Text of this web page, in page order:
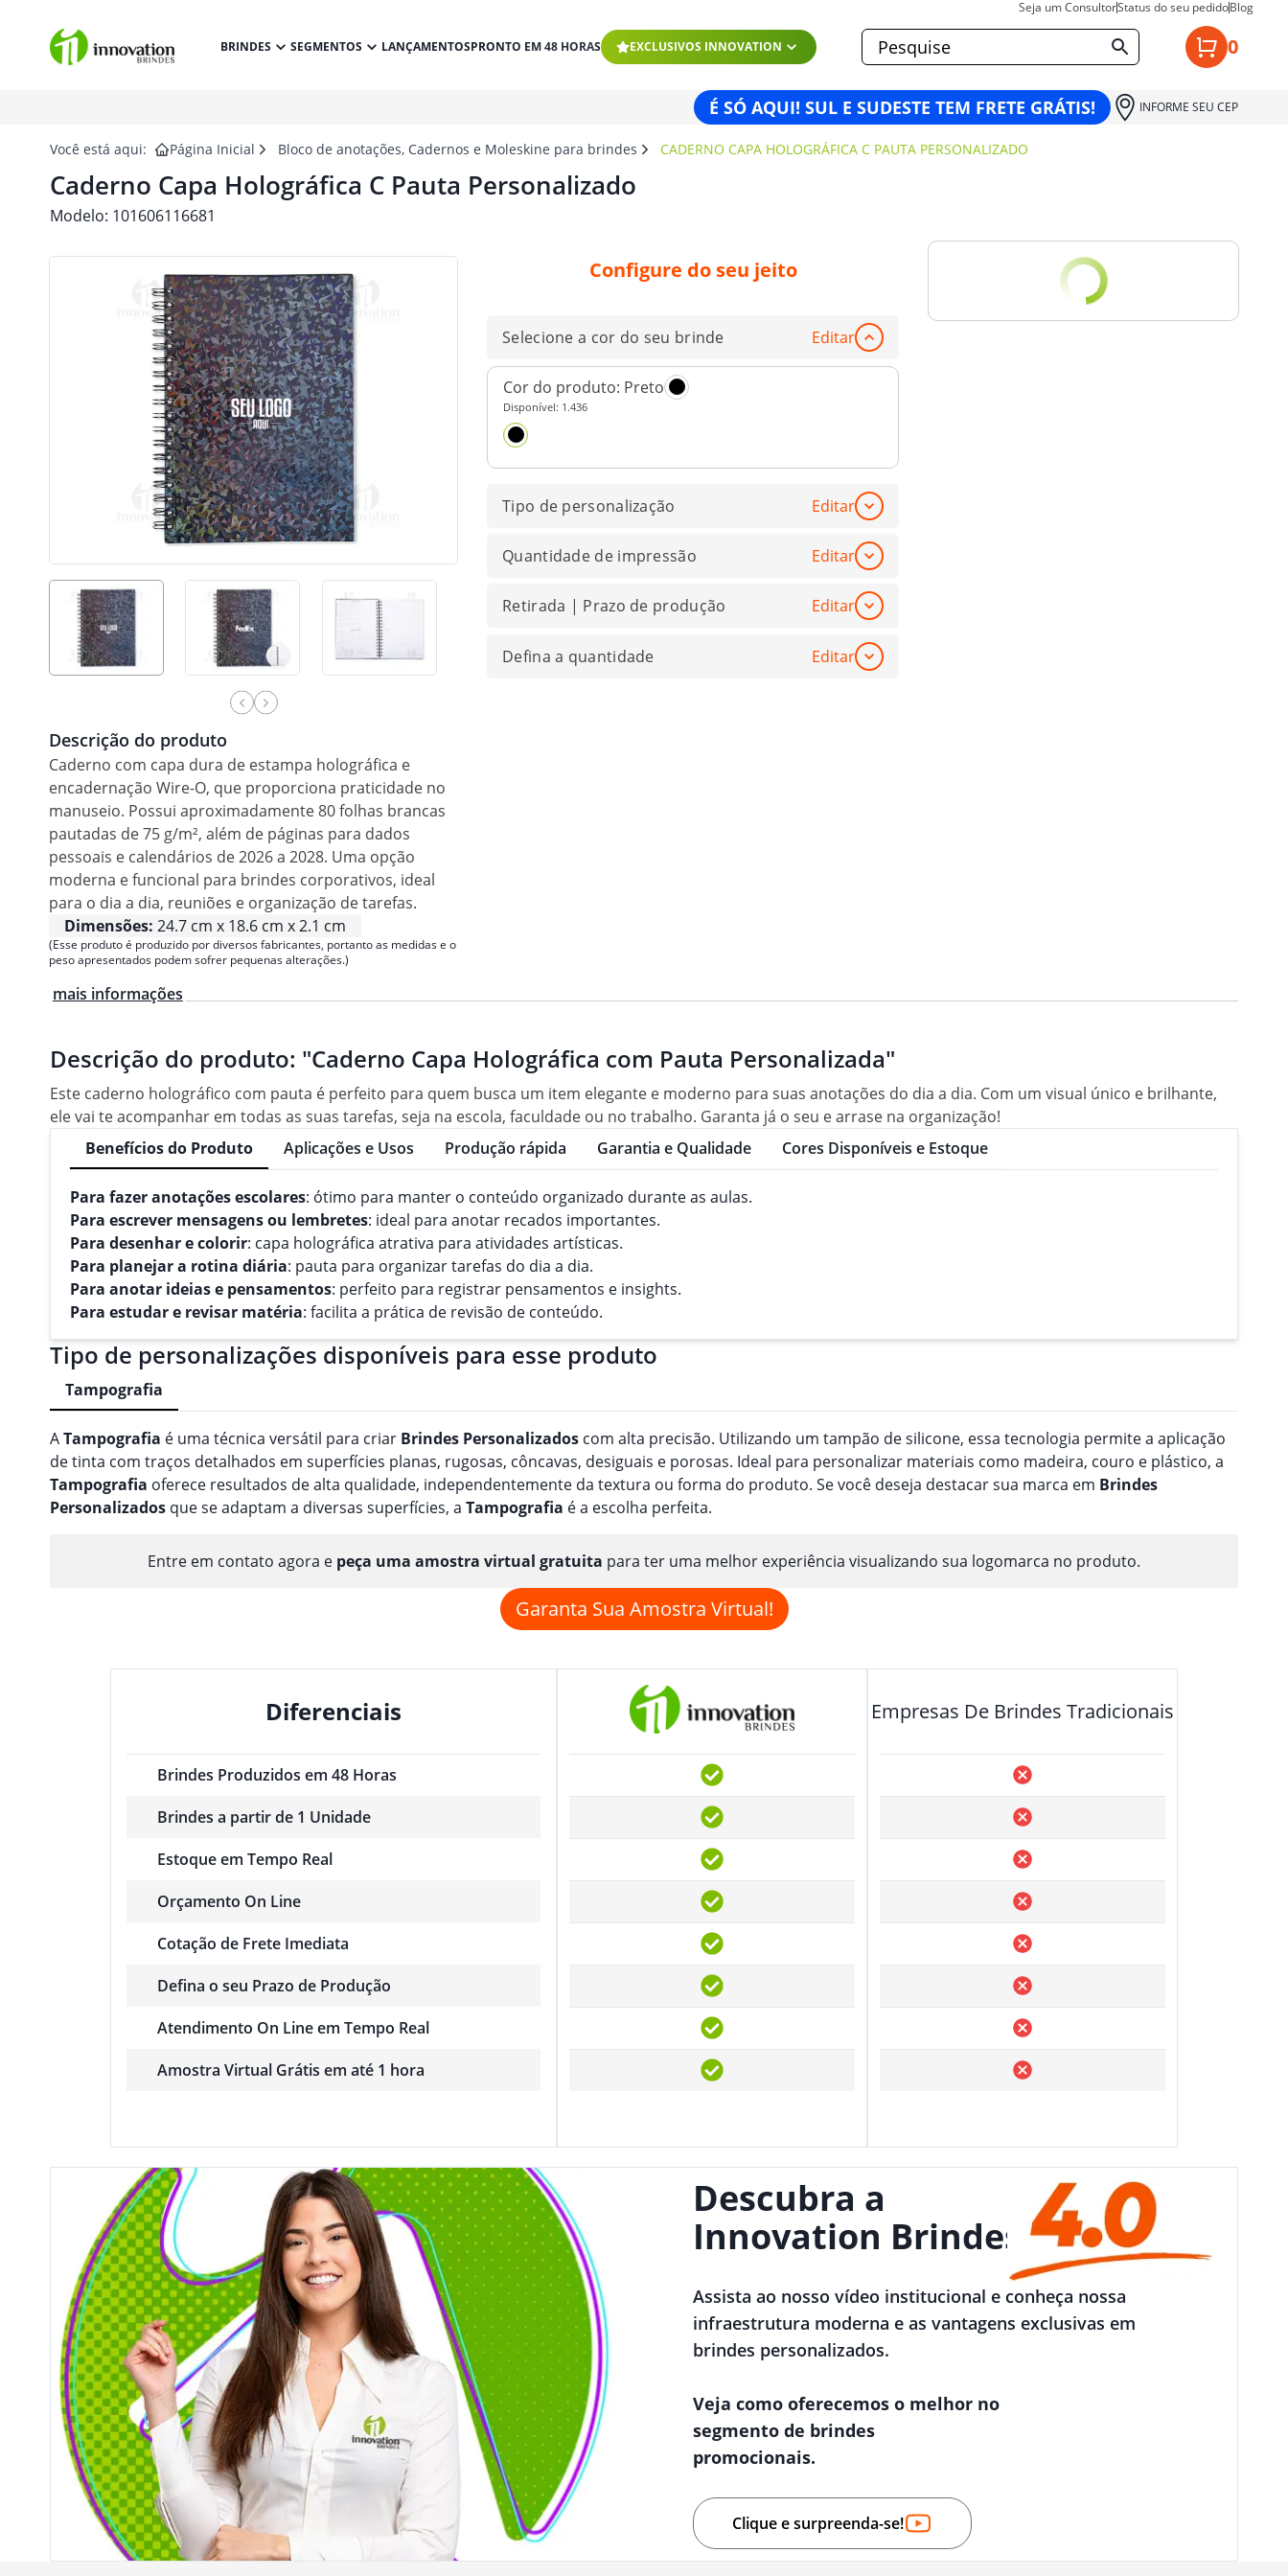
Seja um ConsultorStatus do seu pedidoBlog
BRINDES SEGMENTOS LANÇAMENTOSPRONTO EM 48 HORAS EXCLUSIVOS INNOVATION 0
É SÓ AQUI! SUL E SUDESTE TEM FRETE GRÁTIS! INFORME SEU CEP
Você está aqui: Página Inicial Bloco de anotações, Cadernos e Moleskine para brindes CADERNO CAPA HOLOGRÁFICA C PAUTA PERSONALIZADO
Caderno Capa Holográfica C Pauta Personalizado
Modelo: 101606116681
Descrição do produto
Caderno com capa dura de estampa holográfica e
encadernação Wire-O, que proporciona praticidade no
manuseio. Possui aproximadamente 80 folhas brancas
pautadas de 75 g/m², além de páginas para dados
pessoais e calendários de 2026 a 2028. Uma opção
moderna e funcional para brindes corporativos, ideal
para o dia a dia, reuniões e organização de tarefas.
Dimensões: 24.7 cm x 18.6 cm x 2.1 cm
(Esse produto é produzido por diversos fabricantes, portanto as medidas e o
peso apresentados podem sofrer pequenas alterações.)
Configure do seu jeito
Selecione a cor do seu brinde Editar
Cor do produto: Preto
Disponível: 1.436
Tipo de personalização Editar
Quantidade de impressão Editar
Retirada | Prazo de produção Editar
Defina a quantidade Editar
mais informações
Descrição do produto: "Caderno Capa Holográfica com Pauta Personalizada"
Este caderno holográfico com pauta é perfeito para quem busca um item elegante e moderno para suas anotações do dia a dia. Com um visual único e brilhante,
ele vai te acompanhar em todas as suas tarefas, seja na escola, faculdade ou no trabalho. Garanta já o seu e arrase na organização!
Benefícios do Produto
Aplicações e Usos Produção rápida Garantia e Qualidade Cores Disponíveis e Estoque
Para fazer anotações escolares: ótimo para manter o conteúdo organizado durante as aulas.
Para escrever mensagens ou lembretes: ideal para anotar recados importantes.
Para desenhar e colorir: capa holográfica atrativa para atividades artísticas.
Para planejar a rotina diária: pauta para organizar tarefas do dia a dia.
Para anotar ideias e pensamentos: perfeito para registrar pensamentos e insights.
Para estudar e revisar matéria: facilita a prática de revisão de conteúdo.
Tipo de personalizações disponíveis para esse produto
Tampografia
ATampografia é uma técnica versátil para criar Brindes Personalizados com alta precisão. Utilizando um tampão de silicone, essa tecnologia permite a aplicação
de tinta com traços detalhados em superfícies planas, rugosas, côncavas, desiguais e porosas. Ideal para personalizar materiais como madeira, couro e plástico, a
Tampografia oferece resultados de alta qualidade, independentemente da textura ou forma do produto. Se você deseja destacar sua marca em Brindes
Personalizados que se adaptam a diversas superfícies, a Tampografia é a escolha perfeita.
Entre em contato agora e peça uma amostra virtual gratuita para ter uma melhor experiência visualizando sua logomarca no produto.
Garanta Sua Amostra Virtual!
Diferenciais
Brindes Produzidos em 48 Horas
Brindes a partir de 1 Unidade
Estoque em Tempo Real
Orçamento On Line
Cotação de Frete Imediata
Defina o seu Prazo de Produção
Atendimento On Line em Tempo Real
Amostra Virtual Grátis em até 1 hora
Empresas De Brindes Tradicionais
Descubra a
Innovation Brindes
Assista ao nosso vídeo institucional e conheça nossa
infraestrutura moderna e as vantagens exclusivas em
brindes personalizados.
Veja como oferecemos o melhor no
segmento de brindes
promocionais.
Clique e surpreenda-se!